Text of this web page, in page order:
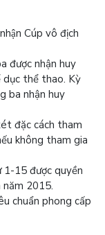
Cúp vô địch
được nhận huy
dục thể thao. Kỳ
ba nhận huy
đặc cách tham
không tham gia
1-15 được quyền
năm 2015.
chuẩn phong cấp